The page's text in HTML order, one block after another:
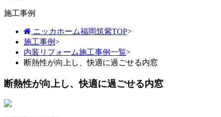
施工事例
ニッカホーム福岡筑紫TOP>
施工事例>
内装リフォーム施工事例一覧>
断熱性が向上し、快適に過ごせる内窓
断熱性が向上し、快適に過ごせる内窓